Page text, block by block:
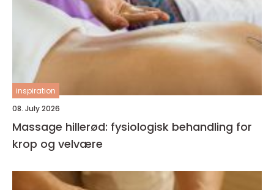
inspiration
08. July 2026
Massage hillerød: fysiologisk behandling for
krop og velvære